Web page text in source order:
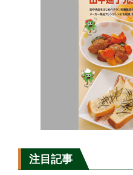
注目記事